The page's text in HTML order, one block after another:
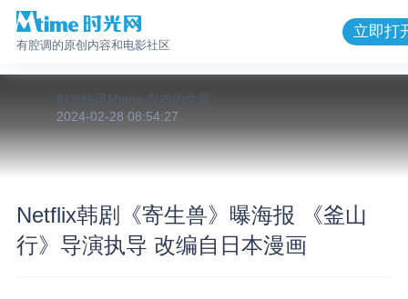
有腔调的原创内容和电影社区
立即打
时光快讯Mtime 发布的 文章
2024-02-28 08:54:27
Netflix韩剧《寄生兽》曝海报 《釜山
行》导演执导 改编自日本漫画